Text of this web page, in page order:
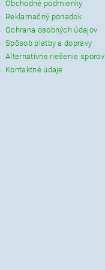
Obchodné podmienky
Reklamačný poriadok
Ochrana osobných údajov
Spôsob platby a dopravy
Alternatívne riešenie sporov
Kontaktné údaje